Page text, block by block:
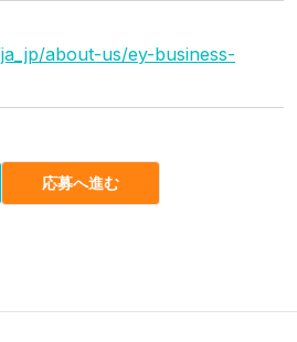
about-us/ey-business-
応募へ進む